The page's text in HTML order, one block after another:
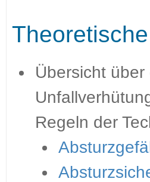
Übersicht
Regeln der